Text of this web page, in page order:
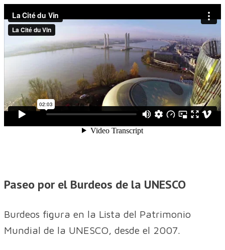
Paseo por el Burdeos de la UNESCO
Burdeos figura en la Lista del Patrimonio
Mundial de la UNESCO, desde el 2007.